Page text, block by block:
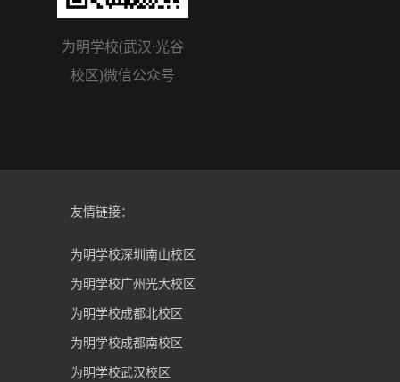
为明学校(武汉·光谷
校区)微信公众号
友情链接：
为明学校深圳南山校区
为明学校广州光大校区
为明学校成都北校区
为明学校成都南校区
为明学校武汉校区